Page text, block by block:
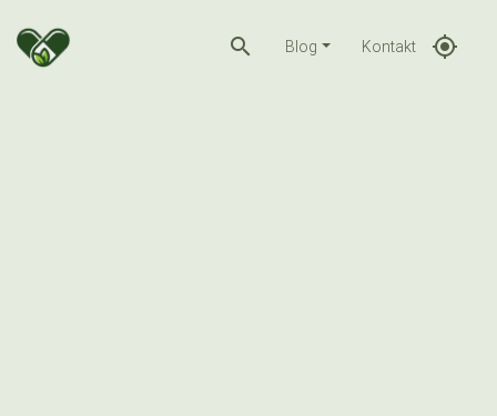
search Blog Kontakt gps_fixed